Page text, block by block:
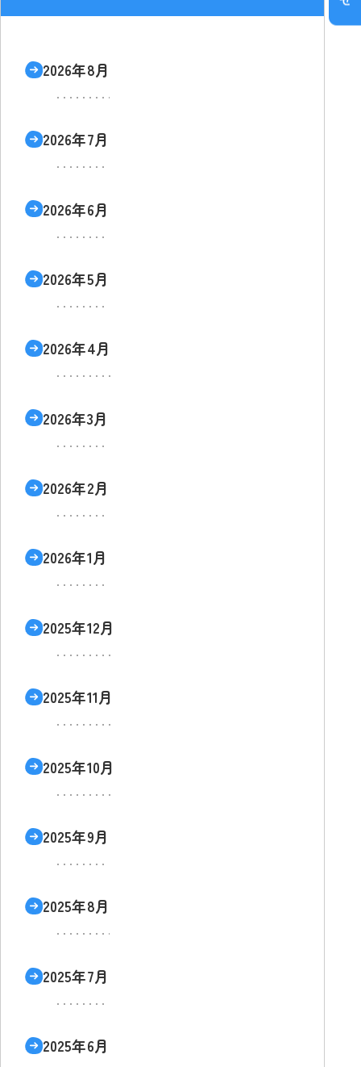
2026年8月
2026年7月
2026年6月
2026年5月
2026年4月
2026年3月
2026年2月
2026年1月
2025年12月
2025年11月
2025年10月
2025年9月
2025年8月
2025年7月
2025年6月